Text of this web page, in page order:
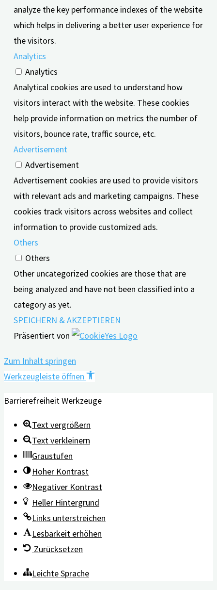
analyze the key performance indexes of the website
which helps in delivering a better user experience for
the visitors.
Analytics
Analytics
Analytical cookies are used to understand how
visitors interact with the website. These cookies
help provide information on metrics the number of
visitors, bounce rate, traffic source, etc.
Advertisement
Advertisement
Advertisement cookies are used to provide visitors
with relevant ads and marketing campaigns. These
cookies track visitors across websites and collect
information to provide customized ads.
Others
Others
Other uncategorized cookies are those that are
being analyzed and have not been classified into a
category as yet.
SPEICHERN & AKZEPTIEREN
Präsentiert von
Zum Inhalt springen
Werkzeugleiste öffnen
Barrierefreiheit Werkzeuge
Text vergrößern
Text verkleinern
Graustufen
Hoher Kontrast
Negativer Kontrast
Heller Hintergrund
Links unterstreichen
Lesbarkeit erhöhen
Zurücksetzen
Leichte Sprache